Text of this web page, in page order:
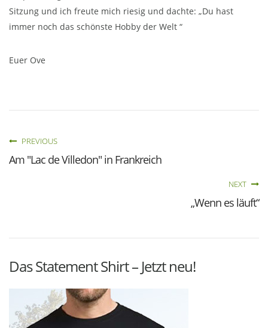
Sitzung und ich freute mich riesig und dachte: „Du hast
immer noch das schönste Hobby der Welt “
Euer Ove
PREVIOUS
Am "Lac de Villedon" in Frankreich
NEXT
„Wenn es läuft“
Das Statement Shirt – Jetzt neu!